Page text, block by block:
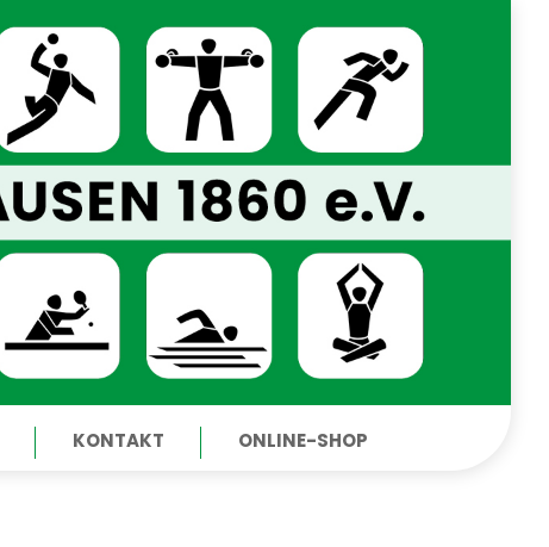
KONTAKT ONLINE-SHOP